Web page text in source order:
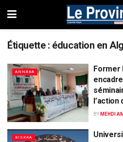
Étiquette : éducation en
ANNABA
Former
l’action
BY MEHDI
BISKRA